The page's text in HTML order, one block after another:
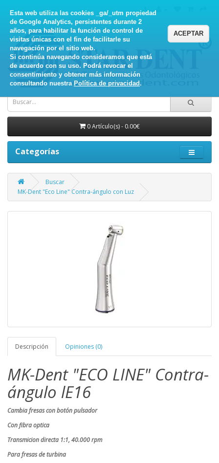
Esta web utiliza las cookies _ga/_utm propiedad
de Google Analytics, persistentes durante 2
años, para habilitar la función de control de
visitas únicas con el fin de facilitarle su
navegación por el sitio web.
Si continúa navegando consideramos que está
de acuerdo con su uso. Podrá revocar el
consentimiento y obtener más información
consultando nuestra Política de privacidad.
ACEPTAR
0 Artículo(s) - 0.00€
Categorías
Buscar
MK-Dent "Eco Line" Contra-ángulo con Luz
Descripción Opiniones (0)
MK-Dent "ECO LINE" Contra-
ángulo lE16
Cambia fresas con botón pulsador
Con fibra optica
Transmicion directa 1:1, 40.000 rpm
Para fresas de turbina